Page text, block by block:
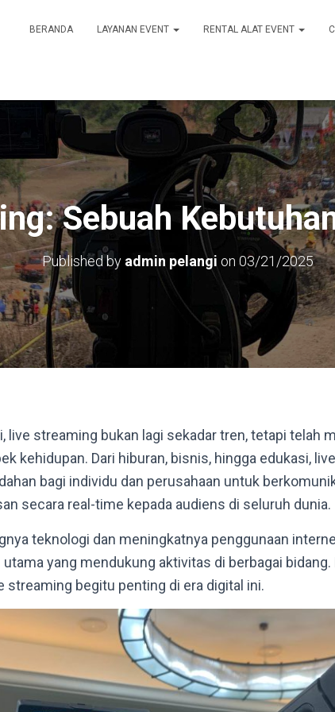
BERANDA LAYANAN EVENT RENTAL ALAT EVENT
Sebuah
Published by admin pelangi on 03/21/2025
live streaming bukan lagi sekadar tren, tetapi telah
kehidupan. Dari hiburan, bisnis, hingga edukasi,
bagi individu dan perusahaan untuk
secara real-time kepada audiens di seluruh dunia.
teknologi dan meningkatnya penggunaan
yang mendukung aktivitas di berbagai bidang.
streaming begitu penting di era digital ini.